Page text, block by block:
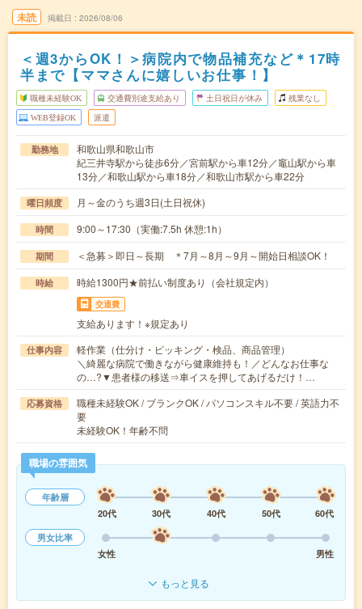
未読 掲載日 2026/08/06
＜週3からOK！＞病院内で物品補充など＊17時
半まで【ママさんに嬉しいお仕事！】
職種未経験OK 交通費別途支給あり 土日祝日が休み 残業なし
WEB登録OK 派遣
勤務地
和歌山県和歌山市
紀三井寺駅から徒歩6分／宮前駅から車12分／竈山駅から車
13分／和歌山駅から車18分／和歌山市駅から車22分
曜日頻度 月～金のうち週3日(土日祝休)
時間 9:00～17:30（実働:7.5h 休憩:1h）
期間 ＜急募＞即日～長期 ＊7月～8月～9月～開始日相談OK！
時給 時給1300円★前払い制度あり（会社規定内）
交通費
支給あります！※規定あり
仕事内容
軽作業（仕分け・ピッキング・検品、商品管理）
＼綺麗な病院で働きながら健康維持も！／どんなお仕事な
の…?▼患者様の移送⇒車イスを押してあげるだけ！…
応募資格
職種未経験OK / ブランクOK / パソコンスキル不要 / 英語力不
要
未経験OK！年齢不問
職場の雰囲気
年齢層
20代
30代 40代 50代
60代
男女比率
女性
男性
もっと見る